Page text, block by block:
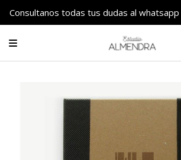
Consultanos todas tus dudas al whatsapp